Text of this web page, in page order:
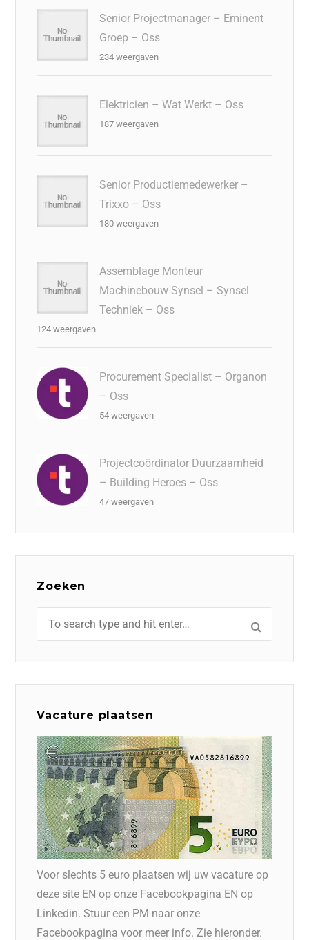
Senior Projectmanager – Eminent
Groep – Oss
234 weergaven
Elektricien – Wat Werkt – Oss
187 weergaven
Senior Productiemedewerker –
Trixxo – Oss
180 weergaven
Assemblage Monteur
Machinebouw Synsel – Synsel
Techniek – Oss
124 weergaven
Procurement Specialist – Organon
– Oss
54 weergaven
Projectcoördinator Duurzaamheid
– Building Heroes – Oss
47 weergaven
Zoeken
Vacature plaatsen
Voor slechts 5 euro plaatsen wij uw vacature op
deze site EN op onze Facebookpagina EN op
Linkedin. Stuur een PM naar onze
Facebookpagina voor meer info. Zie hieronder.